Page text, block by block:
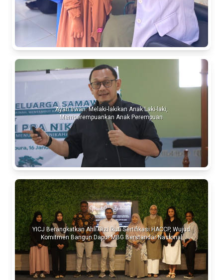
Ayah Irwan: Melaki-lakikan Anak Laki-laki,
Memperempuankan Anak Perempuan
YICJ Berangkatkan Ahli Gizi Ikuti Sertifikasi HACCP, Wujud
Komitmen Bangun Dapur MBG Berstandar Nasional